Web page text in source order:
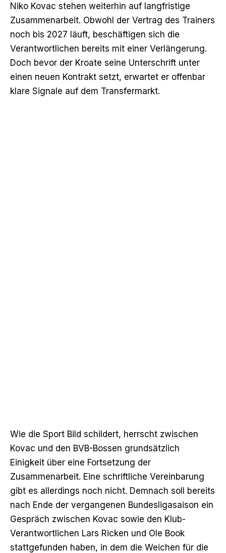
Niko Kovac stehen weiterhin auf langfristige
Zusammenarbeit. Obwohl der Vertrag des Trainers
noch bis 2027 läuft, beschäftigen sich die
Verantwortlichen bereits mit einer Verlängerung.
Doch bevor der Kroate seine Unterschrift unter
einen neuen Kontrakt setzt, erwartet er offenbar
klare Signale auf dem Transfermarkt.
Wie die Sport Bild schildert, herrscht zwischen
Kovac und den BVB-Bossen grundsätzlich
Einigkeit über eine Fortsetzung der
Zusammenarbeit. Eine schriftliche Vereinbarung
gibt es allerdings noch nicht. Demnach soll bereits
nach Ende der vergangenen Bundesligasaison ein
Gespräch zwischen Kovac sowie den Klub-
Verantwortlichen Lars Ricken und Ole Book
stattgefunden haben, in dem die Weichen für die